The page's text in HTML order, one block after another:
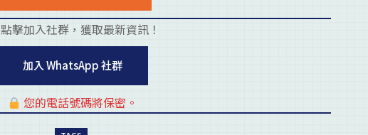
點擊加入社群，獲取最新資訊！
加入 WhatsApp 社群
您的電話號碼將保密。